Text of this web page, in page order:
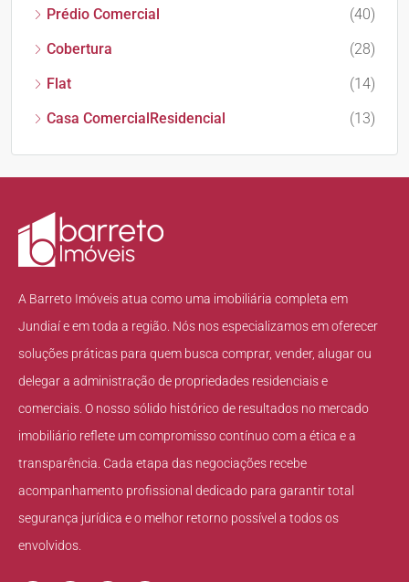
Prédio Comercial
(40)
Cobertura
(28)
Flat
(14)
Casa ComercialResidencial
(13)
A Barreto Imóveis atua como uma imobiliária completa em
Jundiaí e em toda a região. Nós nos especializamos em oferecer
soluções práticas para quem busca comprar, vender, alugar ou
delegar a administração de propriedades residenciais e
comerciais. O nosso sólido histórico de resultados no mercado
imobiliário reflete um compromisso contínuo com a ética e a
transparência. Cada etapa das negociações recebe
acompanhamento profissional dedicado para garantir total
segurança jurídica e o melhor retorno possível a todos os
envolvidos.